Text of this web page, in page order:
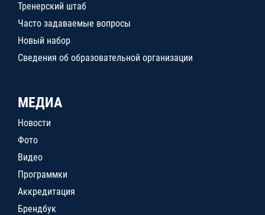
Тренерский штаб
Часто задаваемые вопросы
Новый набор
Сведения об образовательной организации
МЕДИА
Новости
Фото
Видео
Программки
Аккредитация
Брендбук